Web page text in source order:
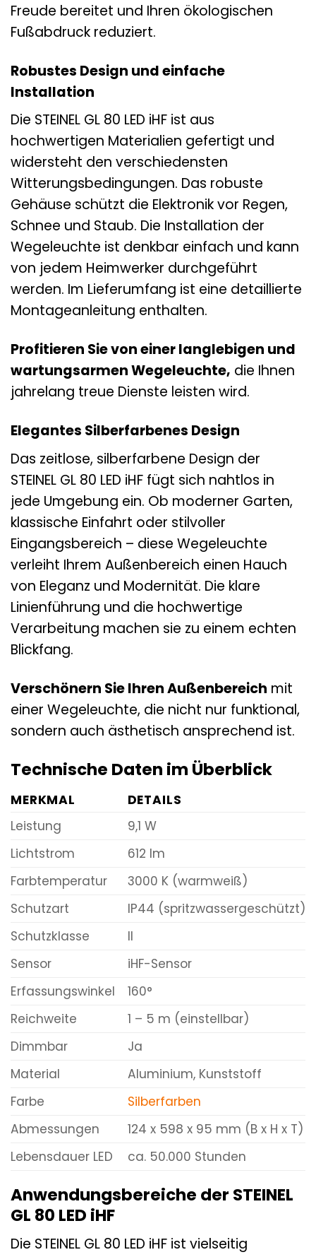
Freude bereitet und Ihren ökologischen
Fußabdruck reduziert.
Robustes Design und einfache
Installation
Die STEINEL GL 80 LED iHF ist aus
hochwertigen Materialien gefertigt und
widersteht den verschiedensten
Witterungsbedingungen. Das robuste
Gehäuse schützt die Elektronik vor Regen,
Schnee und Staub. Die Installation der
Wegeleuchte ist denkbar einfach und kann
von jedem Heimwerker durchgeführt
werden. Im Lieferumfang ist eine detaillierte
Montageanleitung enthalten.
Profitieren Sie von einer langlebigen und
wartungsarmen Wegeleuchte, die Ihnen
jahrelang treue Dienste leisten wird.
Elegantes Silberfarbenes Design
Das zeitlose, silberfarbene Design der
STEINEL GL 80 LED iHF fügt sich nahtlos in
jede Umgebung ein. Ob moderner Garten,
klassische Einfahrt oder stilvoller
Eingangsbereich – diese Wegeleuchte
verleiht Ihrem Außenbereich einen Hauch
von Eleganz und Modernität. Die klare
Linienführung und die hochwertige
Verarbeitung machen sie zu einem echten
Blickfang.
Verschönern Sie Ihren Außenbereich mit
einer Wegeleuchte, die nicht nur funktional,
sondern auch ästhetisch ansprechend ist.
Technische Daten im Überblick
MERKMAL
DETAILS
Leistung
9,1 W
Lichtstrom
612 lm
Farbtemperatur
3000 K (warmweiß)
Schutzart
IP44 (spritzwassergeschützt)
Schutzklasse
II
Sensor
iHF-Sensor
Erfassungswinkel
160°
Reichweite
1 – 5 m (einstellbar)
Dimmbar
Ja
Material
Aluminium, Kunststoff
Farbe
Silberfarben
Abmessungen
124 x 598 x 95 mm (B x H x T)
Lebensdauer LED
ca. 50.000 Stunden
Anwendungsbereiche der STEINEL
GL 80 LED iHF
Die STEINEL GL 80 LED iHF ist vielseitig